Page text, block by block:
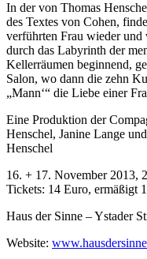
In der von Thomas
des Textes von Cohen,
verführten Frau wieder und
durch das Labyrinth der
Kellerräumen beginnend,
Salon, wo dann die zehn
„Mann‘“ die Liebe einer
Eine Produktion der
Henschel, Janine Lange
Henschel
16. + 17. November 2013,
Tickets: 14 Euro, ermäßigt
Haus der Sinne – Ystader
Website: